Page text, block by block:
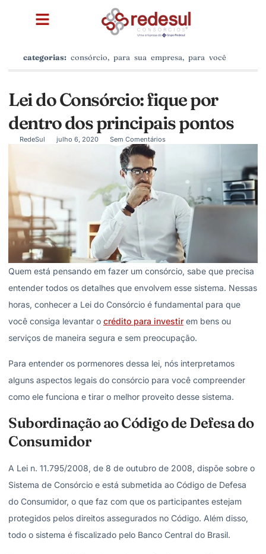
categorias: consórcio, para sua empresa, para você
Lei do Consórcio: fique por
dentro dos principais pontos
RedeSul julho 6, 2020 Sem Comentários
Quem está pensando em fazer um consórcio, sabe que precisa
entender todos os detalhes que envolvem esse sistema. Nessas
horas, conhecer a Lei do Consórcio é fundamental para que
você consiga levantar o crédito para investir em bens ou
serviços de maneira segura e sem preocupação.
Para entender os pormenores dessa lei, nós interpretamos
alguns aspectos legais do consórcio para você compreender
como ele funciona e tirar o melhor proveito desse sistema.
Subordinação ao Código de Defesa do
Consumidor
A Lei n. 11.795/2008, de 8 de outubro de 2008, dispõe sobre o
Sistema de Consórcio e está submetida ao Código de Defesa
do Consumidor, o que faz com que os participantes estejam
protegidos pelos direitos assegurados no Código. Além disso,
todo o sistema é fiscalizado pelo Banco Central do Brasil.